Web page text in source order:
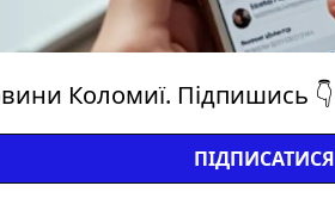
Коломиї. Підпишись 👇
ПІДПИСАТИСЯ